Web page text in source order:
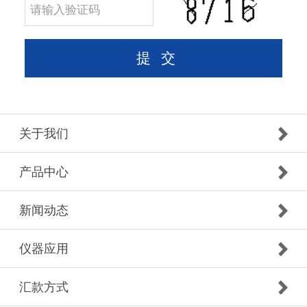
关于我们
产品中心
新闻动态
仪器应用
汇款方式